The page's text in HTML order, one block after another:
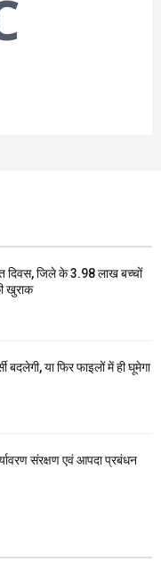
दिवस, जिले के 3.98 लाख बच्चों
खुराक
या फिर फाइलों में ही घूमेगा
संरक्षण एवं आपदा प्रबंधन